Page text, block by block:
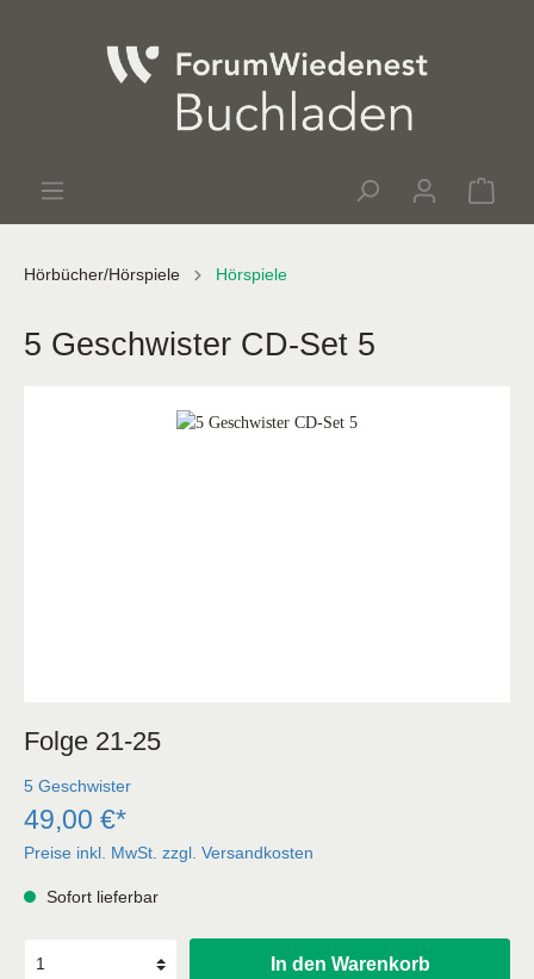
Hörbücher/Hörspiele Hörspiele
5 Geschwister CD-Set 5
Folge 21-25
5 Geschwister
49,00 €*
Preise inkl. MwSt. zzgl. Versandkosten
Sofort lieferbar
In den Warenkorb